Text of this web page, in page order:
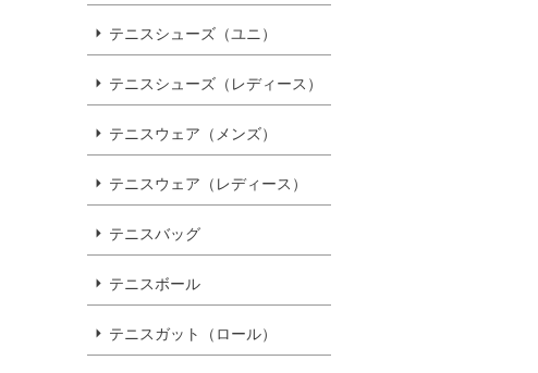
テニスシューズ（ユニ）
テニスシューズ（レディース）
テニスウェア（メンズ）
テニスウェア（レディース）
テニスバッグ
テニスボール
テニスガット（ロール）